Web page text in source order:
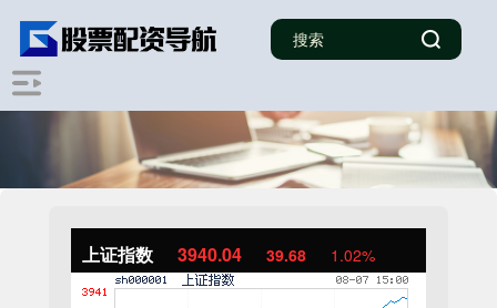
上证指数 3940.04 39.68 1.02%